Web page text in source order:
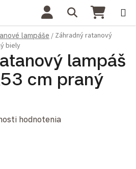
Hľadať
lampáše / Záhradný ratanový
biely
lampáš
cm praný
je 0,0 z 5 hviezdičiek.
hodnotenia